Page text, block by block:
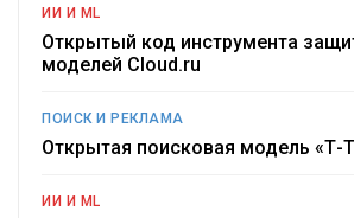
ИИ И ML
Открытый код инструмента
моделей Cloud.ru
ПОИСК И РЕКЛАМА
Открытая поисковая модель «Т-
ИИ И ML